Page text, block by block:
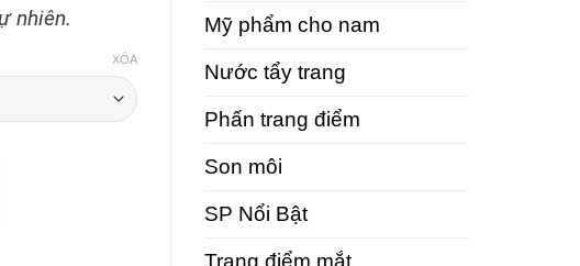
Mỹ phẩm cho nam
Nước tẩy trang
Phấn trang điểm
Son môi
SP Nổi Bật
Trang điểm mắt
nhiên.
XÓA
Matt Control Make-up số lượng